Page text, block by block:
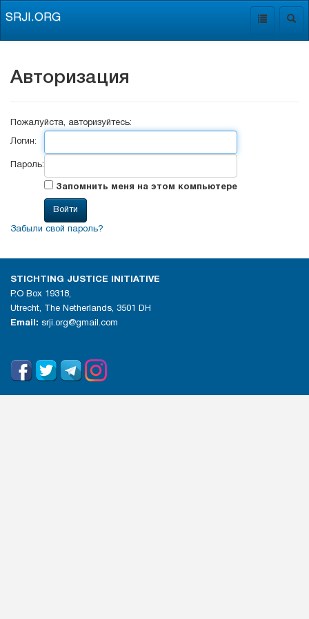
Toggle
SRJI.ORG
Авторизация
Пожалуйста, авторизуйтесь:
Логин:
Пароль:
Запомнить меня на этом компьютере
Забыли свой пароль?
STICHTING JUSTICE INITIATIVE
P.O Box 19318,
Utrecht, The Netherlands, 3501 DH
Email: srji.org@gmail.com